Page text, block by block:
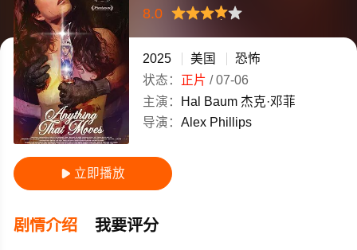
8.0
很差
较差还行推荐力荐
2025 美国
恐怖
状态： 正片 /07-06
主演：
Hal Baum 杰克·邓菲
导演： Alex Phillips
 立即播放
剧情介绍 我要评分